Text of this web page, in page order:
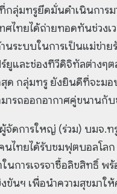
กลุ่มทรูยึดมั่นดำเนินการ
ไทยได้ถ่ายทอดทันช่วง
านระบบในการเป็นแม่ข่
ยูและช่องทีวีดิจิทัลต่าง
ด กลุ่มทรู ยังยินดีที่จะม
ารถออกอากาศคู่ขนาน
จัดการใหญ่ (ร่วม) บมจ.
นไทยได้รับชมฟุตบอลโ
การเจรจาซื้อลิขสิทธิ์ พ
นฯ เพื่อนำความสุขมา